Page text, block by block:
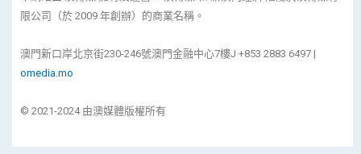
限公司（於 2009 年創辦）的商業名稱。
澳門新口岸北京街230-246號澳門金融中心7樓J +853 2883 6497 |
omedia.mo
© 2021-2024 由澳媒體版權所有